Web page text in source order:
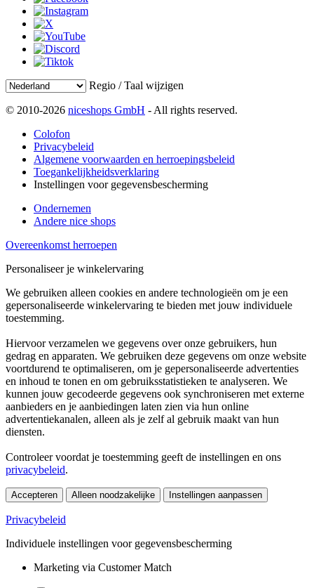
Regio / Taal wijzigen
© 2010-2026 niceshops GmbH - All rights reserved.
Colofon
Privacybeleid
Algemene voorwaarden en herroepingsbeleid
Toegankelijkheidsverklaring
Instellingen voor gegevensbescherming
Ondernemen
Andere nice shops
Overeenkomst herroepen
Personaliseer je winkelervaring
We gebruiken alleen cookies en andere technologieën om je een
gepersonaliseerde winkelervaring te bieden met jouw individuele
toestemming.
Hiervoor verzamelen we gegevens over onze gebruikers, hun
gedrag en apparaten. We gebruiken deze gegevens om onze website
voortdurend te optimaliseren, om je gepersonaliseerde advertenties
en inhoud te tonen en om gebruiksstatistieken te analyseren. We
kunnen jouw gecodeerde gegevens ook synchroniseren met externe
aanbieders en je aanbiedingen laten zien via hun online
advertentiekanalen, alleen als je zelf al gebruik maakt van hun
diensten.
Controleer voordat je toestemming geeft de instellingen en ons
privacybeleid.
Accepteren Alleen noodzakelijke Instellingen aanpassen
Privacybeleid
Individuele instellingen voor gegevensbescherming
Marketing via Customer Match